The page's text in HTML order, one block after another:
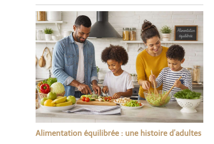
Alimentation équilibrée : une histoire d’adultes